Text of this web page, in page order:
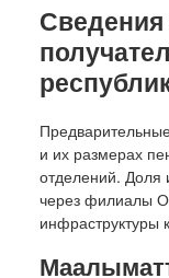
Сведения
и их размерах
отделений. Доля
через филиалы
инфраструктуры